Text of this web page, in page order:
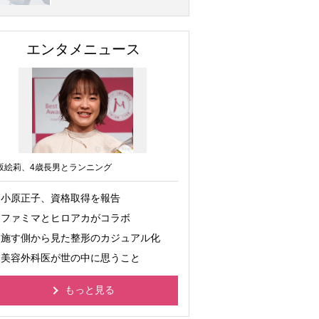
エンタメニュース
絵莉、4歳長男とランニング
小原正子、資格取得を報告
ファミマとヒロアカがコラボ
施す側から見た整形のカジュアル化
美容外科医が世の中に思うこと
もっと見る